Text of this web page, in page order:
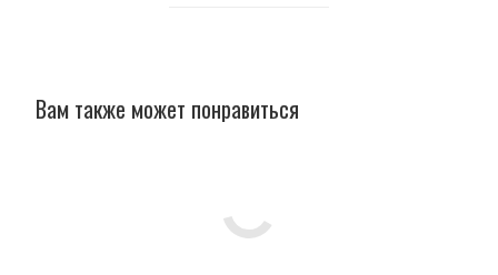
Вам также может понравиться